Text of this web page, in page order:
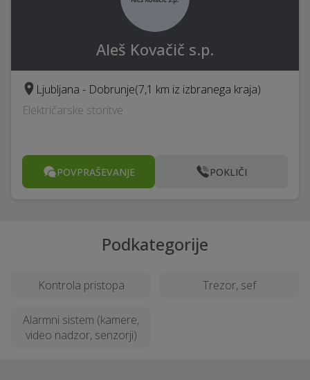
Aleš Kovačič s.p.
Ljubljana - Dobrunje(7,1 km iz izbranega kraja)
Električarske storitve
POVPRAŠEVANJE POKLIČI
Podkategorije
Kontrola pristopa Trezor, sef
Alarmni sistem (kamere,
video nadzor, senzorji)